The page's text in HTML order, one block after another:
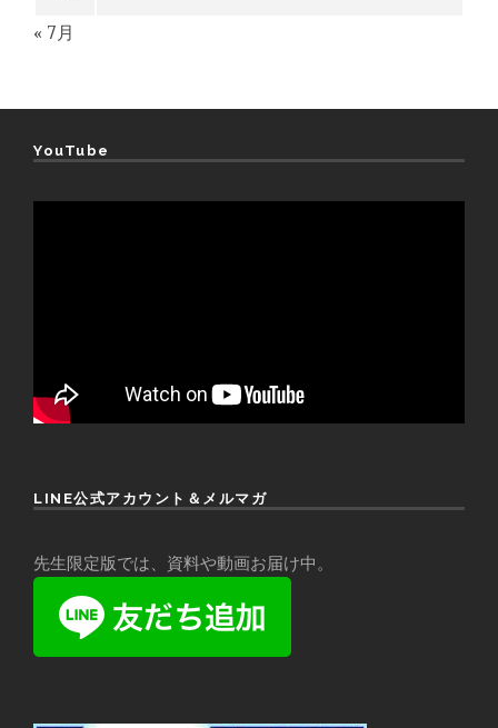
« 7月
YouTube
LINE公式アカウント＆メルマガ
先生限定版では、資料や動画お届け中。